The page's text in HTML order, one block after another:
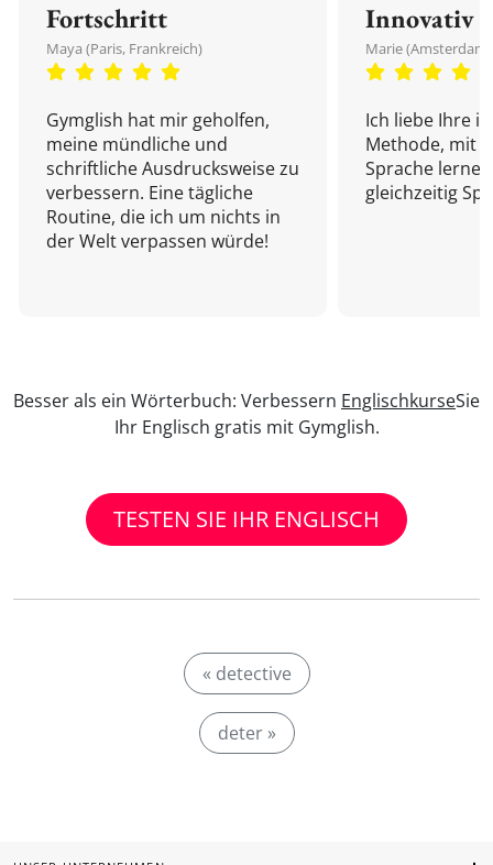
Fortschritt
Maya (Paris, Frankreich)
Gymglish hat mir geholfen,
meine mündliche und
schriftliche Ausdrucksweise zu
verbessern. Eine tägliche
Routine, die ich um nichts in
der Welt verpassen würde!
Innovativ
Marie
Ich liebe Ihre
Methode, mit
Sprache
gleichzeitig
Besser als ein Wörterbuch: Verbessern EnglischkurseSie
Ihr Englisch gratis mit Gymglish.
TESTEN SIE IHR ENGLISCH
« detective
deter »